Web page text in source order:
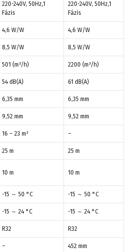
220-240V, 50Hz,1
Fázis
220-240V, 50Hz,1
Fázis
4,6 W/W 4,6 W/W
8,5 W/W 8,5 W/W
501 (m³/h) 2200 (m³/h)
54 dB(A) 61 dB(A)
6,35 mm 6,35 mm
9,52 mm 9,52 mm
16 – 23 m² –
25 m 25 m
10 m 10 m
-15 ～ 50 °C -15 ～ 50 °C
-15 ～ 24 °C -15 ～ 24 °C
R32 R32
– 452 mm